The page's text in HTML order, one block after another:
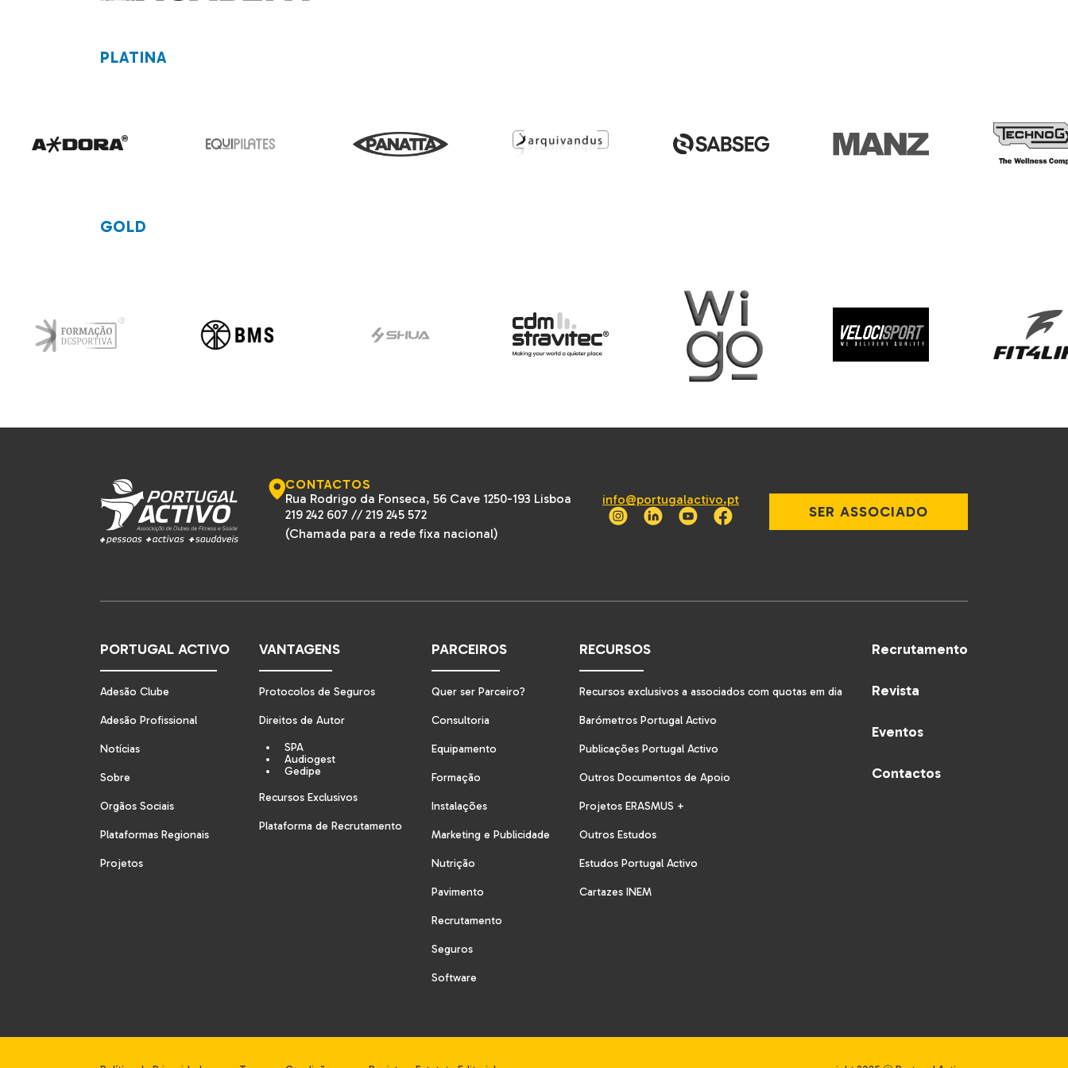
PLATINA
GOLD
CONTACTOS
Rua Rodrigo da Fonseca, 56 Cave 1250-193 Lisboa
219 242 607 // 219 245 572
(Chamada para a rede fixa nacional)
info@portugalactivo.pt
SER ASSOCIADO
PORTUGAL ACTIVO
Adesão Clube
Adesão Profissional
Notícias
Sobre
Orgãos Sociais
Plataformas Regionais
Projetos
VANTAGENS
Protocolos de Seguros
Direitos de Autor
SPA
Audiogest
Gedipe
Recursos Exclusivos
Plataforma de Recrutamento
PARCEIROS
Quer ser Parceiro?
Consultoria
Equipamento
Formação
Instalações
Marketing e Publicidade
Nutrição
Pavimento
Recrutamento
Seguros
Software
RECURSOS
Recursos exclusivos a associados com quotas em dia
Barómetros Portugal Activo
Publicações Portugal Activo
Outros Documentos de Apoio
Projetos ERASMUS +
Outros Estudos
Estudos Portugal Activo
Cartazes INEM
Recrutamento
Revista
Eventos
Contactos